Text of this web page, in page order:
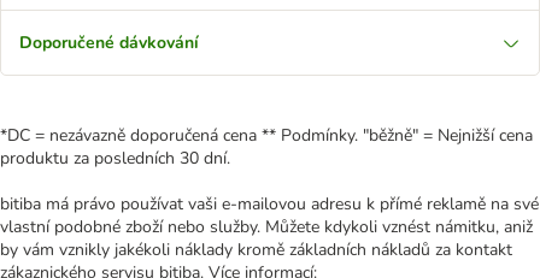
Doporučené dávkování
*DC = nezávazně doporučená cena ** Podmínky. "běžně" = Nejnižší cena
produktu za posledních 30 dní.
bitiba má právo používat vaši e-mailovou adresu k přímé reklamě na své
vlastní podobné zboží nebo služby. Můžete kdykoli vznést námitku, aniž
by vám vznikly jakékoli náklady kromě základních nákladů za kontakt
zákaznického servisu bitiba. Více informací: